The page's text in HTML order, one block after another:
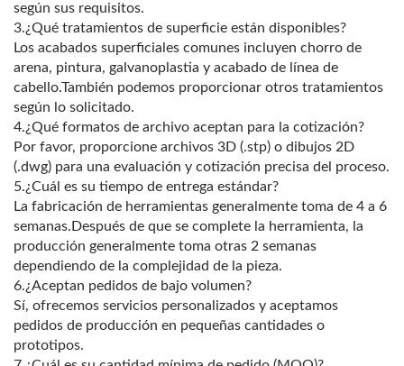
según sus requisitos.
3.¿Qué tratamientos de superficie están disponibles?
Los acabados superficiales comunes incluyen chorro de
arena, pintura, galvanoplastia y acabado de línea de
cabello.También podemos proporcionar otros tratamientos
según lo solicitado.
4.¿Qué formatos de archivo aceptan para la cotización?
Por favor, proporcione archivos 3D (.stp) o dibujos 2D
(.dwg) para una evaluación y cotización precisa del proceso.
5.¿Cuál es su tiempo de entrega estándar?
La fabricación de herramientas generalmente toma de 4 a 6
semanas.Después de que se complete la herramienta, la
producción generalmente toma otras 2 semanas
dependiendo de la complejidad de la pieza.
6.¿Aceptan pedidos de bajo volumen?
Sí, ofrecemos servicios personalizados y aceptamos
pedidos de producción en pequeñas cantidades o
prototipos.